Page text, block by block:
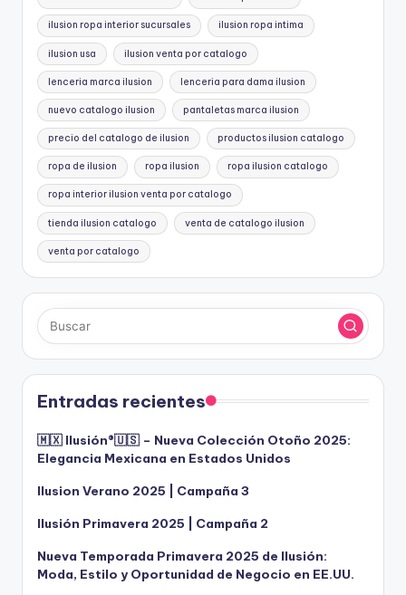
ilusion ropa interior sucursales ilusion ropa intima
ilusion usa ilusion venta por catalogo
lenceria marca ilusion lenceria para dama ilusion
nuevo catalogo ilusion pantaletas marca ilusion
precio del catalogo de ilusion productos ilusion catalogo
ropa de ilusion ropa ilusion ropa ilusion catalogo
ropa interior ilusion venta por catalogo
tienda ilusion catalogo venta de catalogo ilusion
venta por catalogo
Entradas recientes
🇲🇽 Ilusión®️🇺🇸 – Nueva Colección Otoño 2025:
Elegancia Mexicana en Estados Unidos
Ilusion Verano 2025 | Campaña 3
Ilusión Primavera 2025 | Campaña 2
Nueva Temporada Primavera 2025 de Ilusión:
Moda, Estilo y Oportunidad de Negocio en EE.UU.